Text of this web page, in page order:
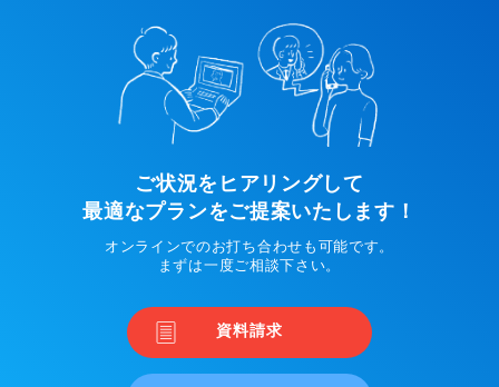
ご状況をヒアリングして
最適なプランをご提案いたします！
オンラインでのお打ち合わせも可能です。
まずは一度ご相談下さい。
資料請求